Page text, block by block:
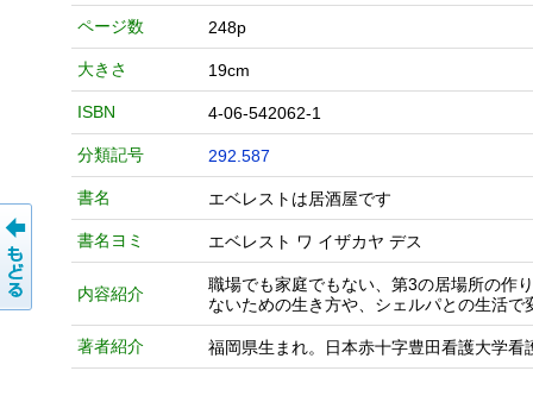
ページ数 248p
大きさ 19cm
ISBN 4-06-542062-1
分類記号 292.587
書名 エベレストは居酒屋です
書名ヨミ エベレスト ワ イザカヤ デス
内容紹介
職場でも家庭でもない、第3の居場所の作
ないための生き方や、シェルパとの生活
著者紹介 福岡県生まれ。日本赤十字豊田看護大学